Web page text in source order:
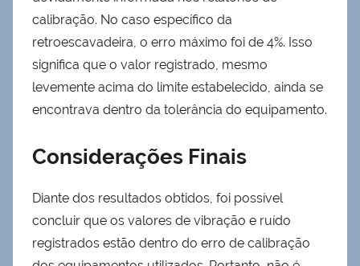
calibração. No caso específico da
retroescavadeira, o erro máximo foi de 4%. Isso
significa que o valor registrado, mesmo
levemente acima do limite estabelecido, ainda se
encontrava dentro da tolerância do equipamento.
Considerações Finais
Diante dos resultados obtidos, foi possível
concluir que os valores de vibração e ruído
registrados estão dentro do erro de calibração